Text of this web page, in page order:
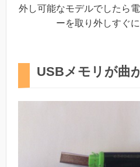
外し可能なモデルでしたら
ーを取り外しすぐ
USBメモリが曲